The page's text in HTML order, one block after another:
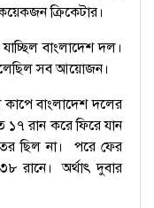
ক্রিকেটার।
বাংলাদেশ দল।
সব আয়োজন।
বাংলাদেশ দলের
১৭ রান করে ফিরে যান
ছিল না। পরে ফের
রানে। অর্থাৎ দুবার